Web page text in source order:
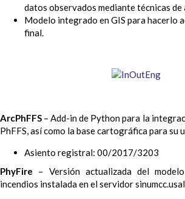
datos observados mediante técnicas de
Modelo integrado en GIS para hacerlo
final.
ArcPhFFS – Add-in de Python para la
PhFFS, así como la base cartográfica para su
Asiento registral: 00/2017/3203
PhyFire – Versión actualizada del
incendios instalada en el servidor